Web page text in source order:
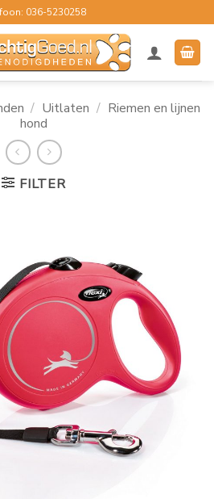
036-5230258
/ Uitlaten / Riemen en lijnen
hond
FILTER